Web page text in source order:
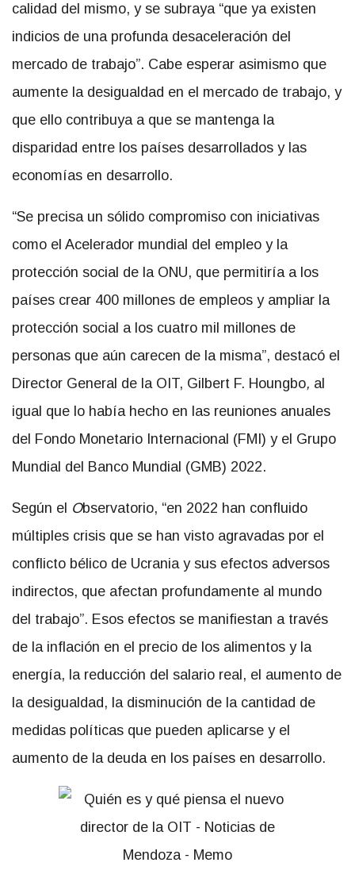
calidad del mismo, y se subraya “que ya existen
indicios de una profunda desaceleración del
mercado de trabajo”. Cabe esperar asimismo que
aumente la desigualdad en el mercado de trabajo, y
que ello contribuya a que se mantenga la
disparidad entre los países desarrollados y las
economías en desarrollo.
“Se precisa un sólido compromiso con iniciativas
como el Acelerador mundial del empleo y la
protección social de la ONU, que permitiría a los
países crear 400 millones de empleos y ampliar la
protección social a los cuatro mil millones de
personas que aún carecen de la misma”, destacó el
Director General de la OIT, Gilbert F. Houngbo, al
igual que lo había hecho en las reuniones anuales
del Fondo Monetario Internacional (FMI) y el Grupo
Mundial del Banco Mundial (GMB) 2022.
Según el Observatorio, “en 2022 han confluido
múltiples crisis que se han visto agravadas por el
conflicto bélico de Ucrania y sus efectos adversos
indirectos, que afectan profundamente al mundo
del trabajo”. Esos efectos se manifiestan a través
de la inflación en el precio de los alimentos y la
energía, la reducción del salario real, el aumento de
la desigualdad, la disminución de la cantidad de
medidas políticas que pueden aplicarse y el
aumento de la deuda en los países en desarrollo.